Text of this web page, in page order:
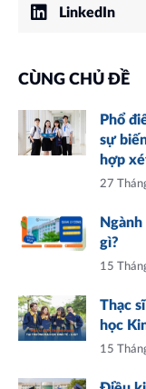
LinkedIn
CÙNG CHỦ ĐỀ
Phổ
sự
hợp
27
gì?
15
Thạc
học
15